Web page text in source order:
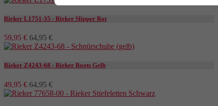
Rieker L1751-35 - Rieker Slipper Rot
59,95 € 64,95 €
Rieker Z4243-68 - Rieker Boots Gelb
49,95 € 64,95 €